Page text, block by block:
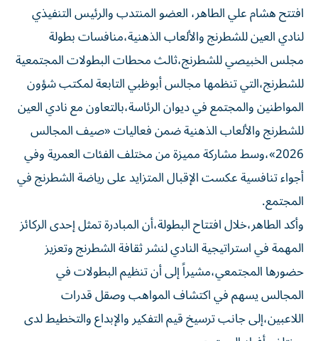
افتتح هشام علي الطاهر، العضو المنتدب والرئيس التنفيذي
لنادي العين للشطرنج والألعاب الذهنية،منافسات بطولة
مجلس الخبيصي للشطرنج،ثالث محطات البطولات المجتمعية
للشطرنج،التي تنظمها مجالس أبوظبي التابعة لمكتب شؤون
المواطنين والمجتمع في ديوان الرئاسة،بالتعاون مع نادي العين
للشطرنج والألعاب الذهنية ضمن فعاليات «صيف المجالس
2026»،وسط مشاركة مميزة من مختلف الفئات العمرية وفي
أجواء تنافسية عكست الإقبال المتزايد على رياضة الشطرنج في
المجتمع.
وأكد الطاهر،خلال افتتاح البطولة،أن المبادرة تمثل إحدى الركائز
المهمة في استراتيجية النادي لنشر ثقافة الشطرنج وتعزيز
حضورها المجتمعي،مشيراً إلى أن تنظيم البطولات في
المجالس يسهم في اكتشاف المواهب وصقل قدرات
اللاعبين،إلى جانب ترسيخ قيم التفكير والإبداع والتخطيط لدى